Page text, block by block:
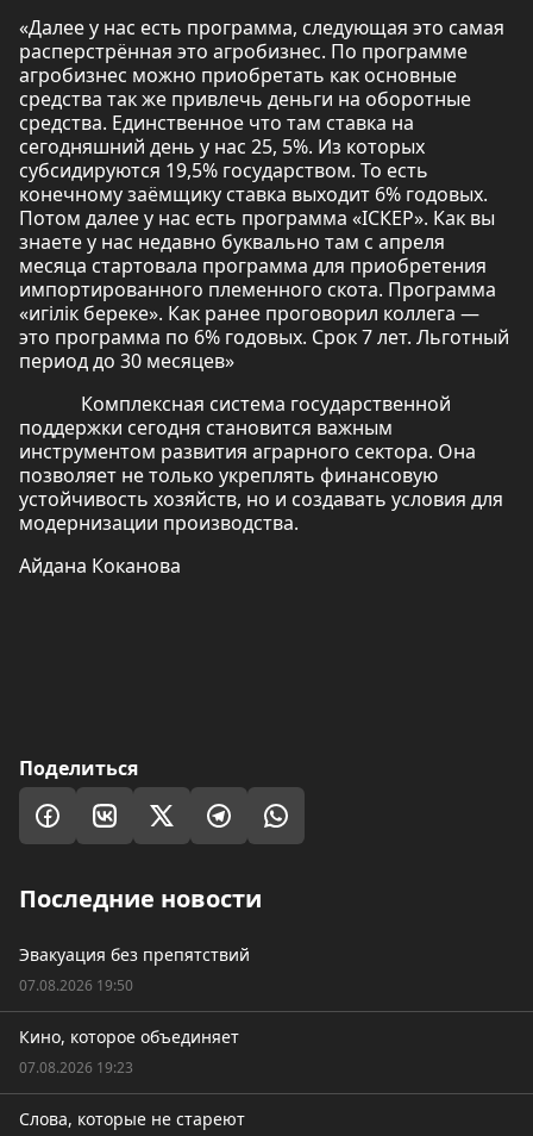
«Далее у нас есть программа, следующая это самая
расперстрённая это агробизнес. По программе
агробизнес можно приобретать как основные
средства так же привлечь деньги на оборотные
средства. Единственное что там ставка на
сегодняшний день у нас 25, 5%. Из которых
субсидируются 19,5% государством. То есть
конечному заёмщику ставка выходит 6% годовых.
Потом далее у нас есть программа «ІСКЕР». Как вы
знаете у нас недавно буквально там с апреля
месяца стартовала программа для приобретения
импортированного племенного скота. Программа
«игілік береке». Как ранее проговорил коллега —
это программа по 6% годовых. Срок 7 лет. Льготный
период до 30 месяцев»
Комплексная система государственной
поддержки сегодня становится важным
инструментом развития аграрного сектора. Она
позволяет не только укреплять финансовую
устойчивость хозяйств, но и создавать условия для
модернизации производства.
Айдана Коканова
Поделиться
Последние новости
Эвакуация без препятствий
07.08.2026 19:50
Кино, которое объединяет
07.08.2026 19:23
Слова, которые не стареют